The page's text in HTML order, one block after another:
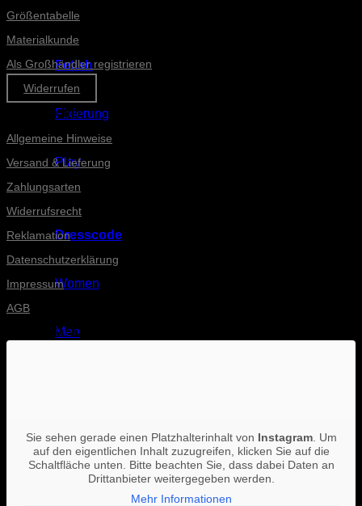
Fetish
Fixierung
Play
Dresscode
Women
Men
Blog
About
Team
Links
Größentabelle
Materialkunde
Als Großhändler registrieren
Widerrufen
Informationen
Allgemeine Hinweise
Versand & Lieferung
Zahlungsarten
Widerrufsrecht
Reklamation
Datenschutzerklärung
Impressum
AGB
INSTAGRAM-POSTS
Sie sehen gerade einen Platzhalterinhalt von Instagram. Um
auf den eigentlichen Inhalt zuzugreifen, klicken Sie auf die
Schaltfläche unten. Bitte beachten Sie, dass dabei Daten an
Drittanbieter weitergegeben werden.
Mehr Informationen